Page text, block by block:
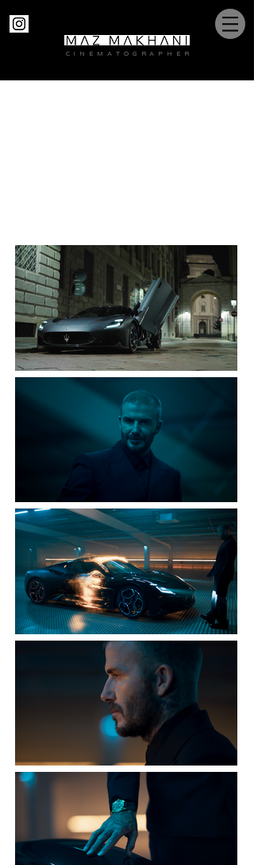
C I N E M A T O G R A P H E R